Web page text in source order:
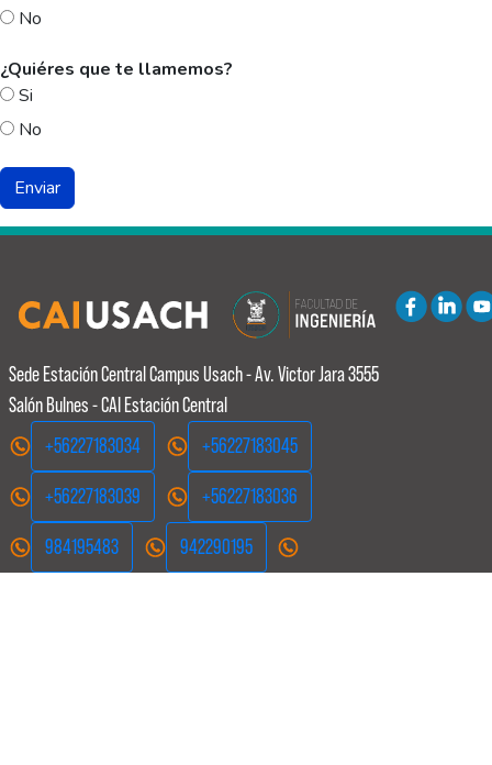
No
¿Quiéres que te llamemos?
Si
No
Sede Estación Central Campus Usach - Av. Victor Jara 3555
Salón Bulnes - CAI Estación Central
+56227183034
+56227183045
+56227183039 +56227183036
984195483 942290195